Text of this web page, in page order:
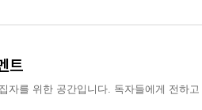
트
자를 위한 공간입니다. 독자들에게 전하